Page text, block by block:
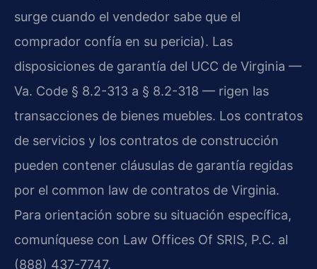
surge cuando el vendedor sabe que el
comprador confía en su pericia). Las
disposiciones de garantía del UCC de Virginia —
Va. Code § 8.2-313 a § 8.2-318 — rigen las
transacciones de bienes muebles. Los contratos
de servicios y los contratos de construcción
pueden contener cláusulas de garantía regidas
por el common law de contratos de Virginia.
Para orientación sobre su situación específica,
comuníquese con Law Offices Of SRIS, P.C. al
(888) 437-7747.